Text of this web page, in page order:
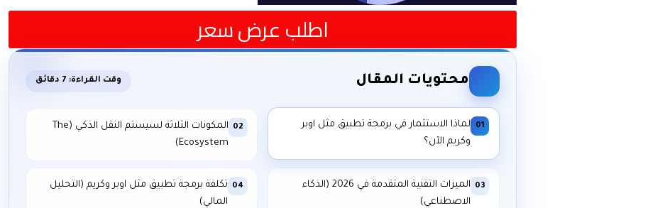
اطلب عرض سعر
محتويات المقال وقت القراءة: 7 دقائق
01
لماذا الاستثمار في برمجة تطبيق مثل اوبر
وكريم الآن؟
02
المكونات الثلاثة لسيستم النقل الذكي (The
Ecosystem)
03
الميزات التقنية المتقدمة في 2026 (الذكاء
الاصطناعي)
04
تكلفة برمجة تطبيق مثل اوبر وكريم (التحليل
المالي)